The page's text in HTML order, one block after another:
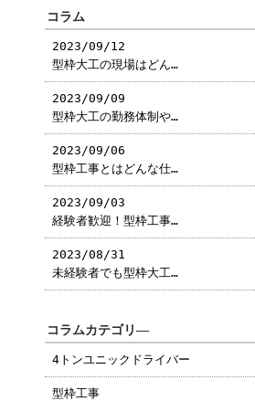
コラム
2023/09/12
型枠大工の現場はどん…
2023/09/09
型枠大工の勤務体制や…
2023/09/06
型枠工事とはどんな仕…
2023/09/03
経験者歓迎！型枠工事…
2023/08/31
未経験者でも型枠大工…
コラムカテゴリ―
4トンユニックドライバー
型枠工事